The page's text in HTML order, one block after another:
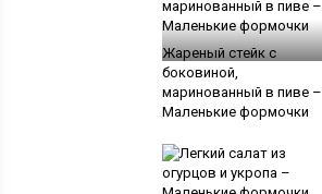
Жареный стейк с
боковиной,
маринованный в пиве –
Маленькие формочки